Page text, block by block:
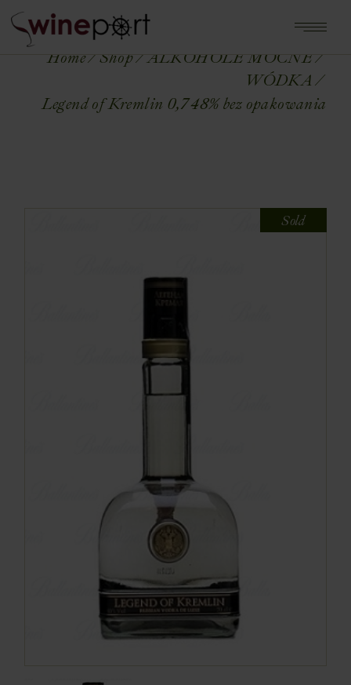
Home Shop
ALKOHOLE MOCNE
WÓDKA
Legend of Kremlin 0,7 48% bez opakowania
Sold